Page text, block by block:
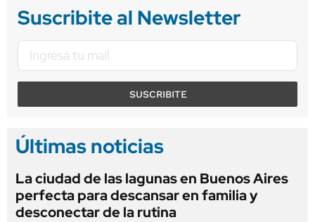
Suscribite al Newsletter
SUSCRIBITE
Últimas noticias
La ciudad de las lagunas en Buenos Aires
perfecta para descansar en familia y
desconectar de la rutina